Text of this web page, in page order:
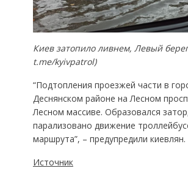
Киев затопило ливнем, Левый
t.me/kyivpatrol)
“Подтопления проезжей части в
Деснянском районе на Лесном
Лесном массиве. Образовался
парализовано движение
маршрута”, – предупредили киевлян.
Источник